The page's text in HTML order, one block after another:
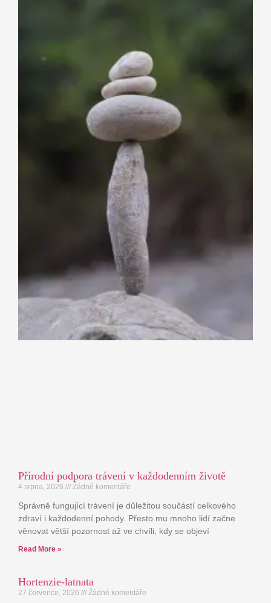
Přírodní podpora trávení v každodenním životě
4 srpna, 2026 Žádné komentáře
Správně fungující trávení je důležitou součástí celkového
zdraví i každodenní pohody. Přesto mu mnoho lidí začne
věnovat větší pozornost až ve chvíli, kdy se objeví
Read More »
Hortenzie-latnata
27 července, 2026 Žádné komentáře